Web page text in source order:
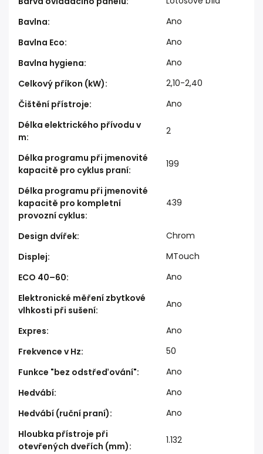
Bavlna:
Ano
Bavlna Eco:
Ano
Bavlna hygiena:
Ano
Celkový příkon (kW):
2,10-2,40
Čištění přístroje:
Ano
Délka elektrického přívodu v
m:
2
Délka programu při jmenovité
kapacitě pro cyklus praní:
199
Délka programu při jmenovité
kapacitě pro kompletní
provozní cyklus:
439
Design dvířek:
Chrom
Displej:
MTouch
ECO 40–60:
Ano
Elektronické měření zbytkové
vlhkosti při sušení:
Ano
Expres:
Ano
Frekvence v Hz:
50
Funkce "bez odstřeďování":
Ano
Hedvábí:
Ano
Hedvábí (ruční praní):
Ano
Hloubka přístroje při
otevřených dveřích (mm):
1.132